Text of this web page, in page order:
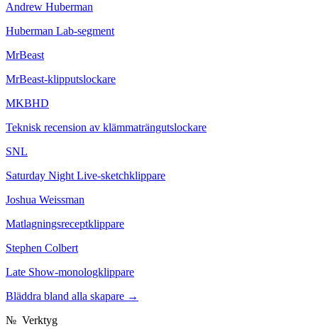
Andrew Huberman
Huberman Lab-segment
MrBeast
MrBeast-klipputslockare
MKBHD
Teknisk recension av klämmaträngutslockare
SNL
Saturday Night Live-sketchklippare
Joshua Weissman
Matlagningsreceptklippare
Stephen Colbert
Late Show-monologklippare
Bläddra bland alla skapare →
№ Verktyg